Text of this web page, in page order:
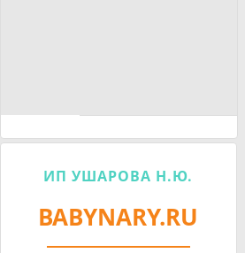
ИП УШАРОВА Н.Ю.
BABYNARY.RU